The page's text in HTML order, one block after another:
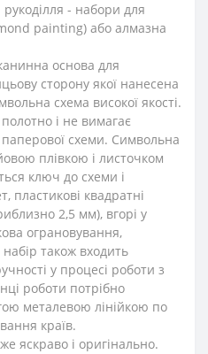
- набори для
painting) або алмазна
основа для
сторону якої нанесена
схема високої якості.
і не вимагає
паперової схеми. Символьна
плівкою і листочком
ключ до схеми і
пластикові квадратні
2,5 мм), вгорі у
ограновування,
також входить
у процесі роботи з
роботи потрібно
металевою лінійкою по
країв.
яскраво і оригінально.